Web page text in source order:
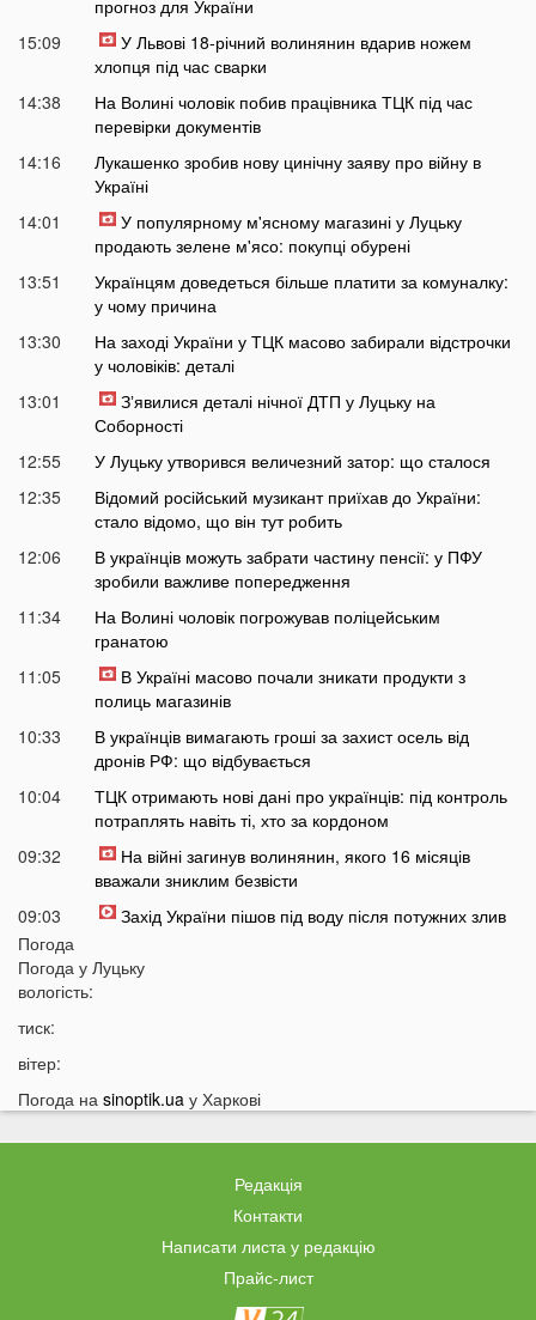
прогноз для України
15:09
У Львові 18-річний волинянин вдарив ножем
хлопця під час сварки
14:38
На Волині чоловік побив працівника ТЦК під час
перевірки документів
14:16
Лукашенко зробив нову цинічну заяву про війну в
Україні
14:01
У популярному м'ясному магазині у Луцьку
продають зелене м'ясо: покупці обурені
13:51
Українцям доведеться більше платити за комуналку:
у чому причина
13:30
На заході України у ТЦК масово забирали відстрочки
у чоловіків: деталі
13:01
Зʼявилися деталі нічної ДТП у Луцьку на
Соборності
12:55
У Луцьку утворився величезний затор: що сталося
12:35
Відомий російський музикант приїхав до України:
стало відомо, що він тут робить
12:06
В українців можуть забрати частину пенсії: у ПФУ
зробили важливе попередження
11:34
На Волині чоловік погрожував поліцейським
гранатою
11:05
В Україні масово почали зникати продукти з
полиць магазинів
10:33
В українців вимагають гроші за захист осель від
дронів РФ: що відбувається
10:04
ТЦК отримають нові дані про українців: під контроль
потраплять навіть ті, хто за кордоном
09:32
На війні загинув волинянин, якого 16 місяців
вважали зниклим безвісти
09:03
Захід України пішов під воду після потужних злив
08:50
травмований
найближчим часом
Назвали 5 побутових справ, які не можна робити в
суботу та неділю
Назвали найжадібніших чоловіків за знаком Зодіаку
Погода
Погода у Луцьку
вологість:
тиск:
вітер:
Погода на sinoptik.ua у Харкові
Редакція
Контакти
Написати листа у редакцію
Прайс-лист